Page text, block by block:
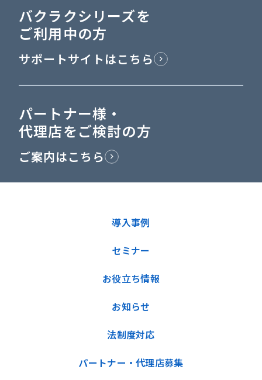
バクラクシリーズを
ご利用中の方
サポートサイトはこちら
パートナー様・
代理店をご検討の方
ご案内はこちら
導入事例
セミナー
お役立ち情報
お知らせ
法制度対応
パートナー・代理店募集